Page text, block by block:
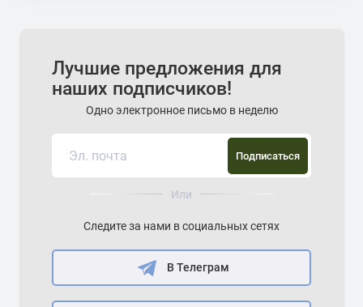
Лучшие предложения для
наших подписчиков!
Одно электронное письмо в неделю
Подписаться
Или
Следите за нами в социальных сетях
В Телеграм